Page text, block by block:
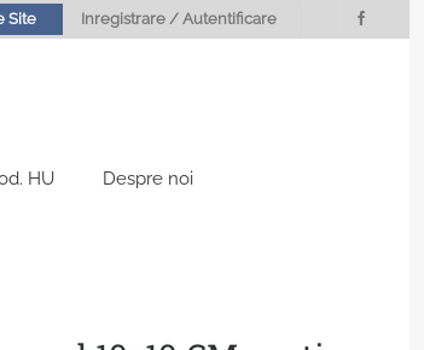
Site Inregistrare / Autentificare
HU Despre noi